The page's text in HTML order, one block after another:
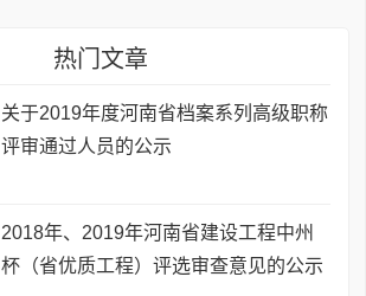
热门文章
关于2019年度河南省档案系列高级职称
评审通过人员的公示
2018年、2019年河南省建设工程中州
杯（省优质工程）评选审查意见的公示